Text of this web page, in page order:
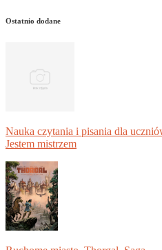
Ostatnio dodane
Nauka czytania i pisania dla
Jestem mistrzem